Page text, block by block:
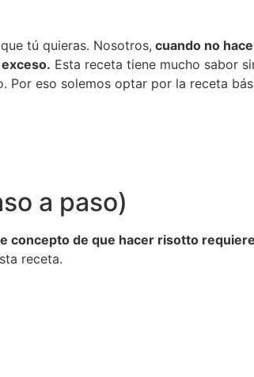
tú quieras. Nosotros, cuando no
Esta receta tiene mucho sabor
eso solemos optar por la receta
a paso)
concepto de que hacer risotto
receta.